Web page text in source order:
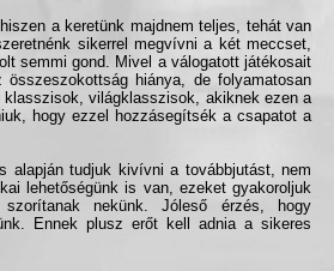
a keretünk majdnem teljes, tehát van
sikerrel megvívni a két meccset,
semmi gond. Mivel a válogatott játékosait
hiánya, de folyamatosan
világklasszisok, akiknek ezen a
hogy ezzel hozzásegítsék a csapatot a
alapján tudjuk kivívni a továbbjutást, nem
lehetőségünk is van, ezeket gyakoroljuk
nekünk. Jóleső érzés, hogy
Ennek plusz erőt kell adnia a sikeres